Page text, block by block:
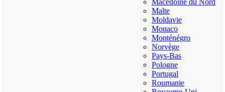
Macédoine du Nord
Malte
Moldavie
Monaco
Monténégro
Norvège
Pays-Bas
Pologne
Portugal
Roumanie